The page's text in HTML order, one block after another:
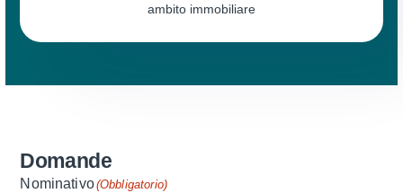
ambito immobiliare
Domande
Nominativo(Obbligatorio)